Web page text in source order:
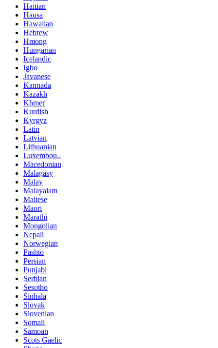
Haitian
Hausa
Hawaiian
Hebrew
Hmong
Hungarian
Icelandic
Igbo
Javanese
Kannada
Kazakh
Khmer
Kurdish
Kyrgyz
Latin
Latvian
Lithuanian
Luxembou..
Macedonian
Malagasy
Malay
Malayalam
Maltese
Maori
Marathi
Mongolian
Nepali
Norwegian
Pashto
Persian
Punjabi
Serbian
Sesotho
Sinhala
Slovak
Slovenian
Somali
Samoan
Scots Gaelic